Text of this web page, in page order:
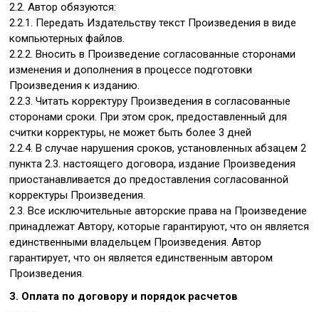
2.2. Автор обязуются:
2.2.1. Передать Издательству текст Произведения в виде
компьютерных файлов.
2.2.2. Вносить в Произведение согласованные сторонами
изменения и дополнения в процессе подготовки
Произведения к изданию.
2.2.3. Читать корректуру Произведения в согласованные
сторонами сроки. При этом срок, предоставленный для
считки корректуры, не может быть более 3 дней
2.2.4. В случае нарушения сроков, установленных абзацем 2
пункта 2.3. настоящего договора, издание Произведения
приостанавливается до предоставления согласованной
корректуры Произведения.
2.3. Все исключительные авторские права на Произведение
принадлежат Автору, которые гарантируют, что он является
единственными владельцем Произведения. Автор
гарантирует, что он является единственным автором
Произведения.
3. Оплата по договору и порядок расчетов